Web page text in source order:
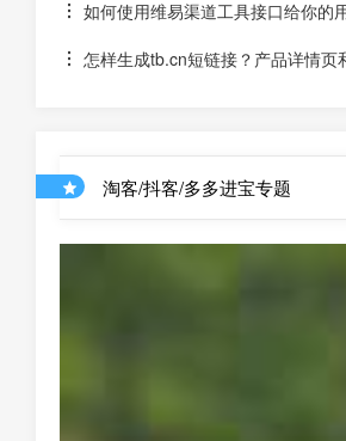
如何使用维易渠道工具接口给你的
怎样生成tb.cn短链接？产品详情
淘客/抖客/多多进宝专题